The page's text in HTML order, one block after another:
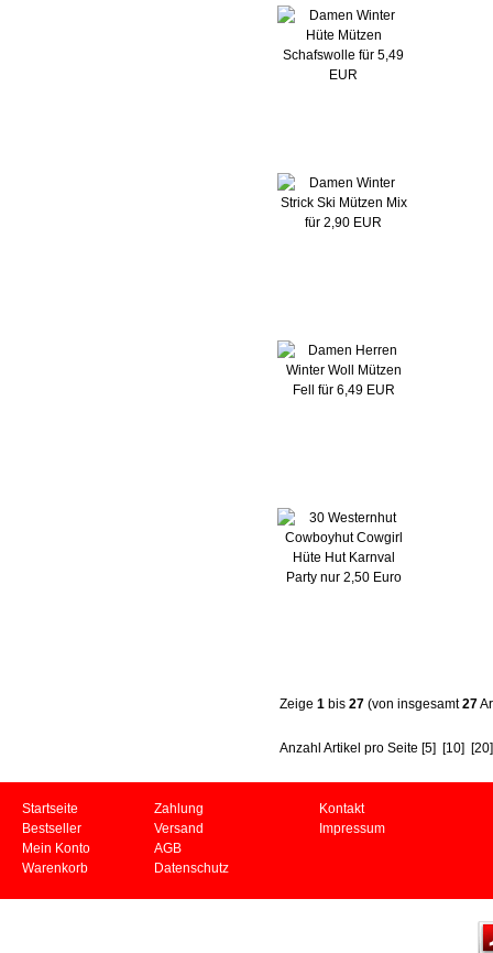
Zeige 1 bis 27 (von insgesamt27
Anzahl Artikel pro Seite [5] [10] [20]
Startseite Zahlung
Kontakt
Bestseller
Versand
Impressum
Mein Konto
AGB
Warenkorb
Datenschutz